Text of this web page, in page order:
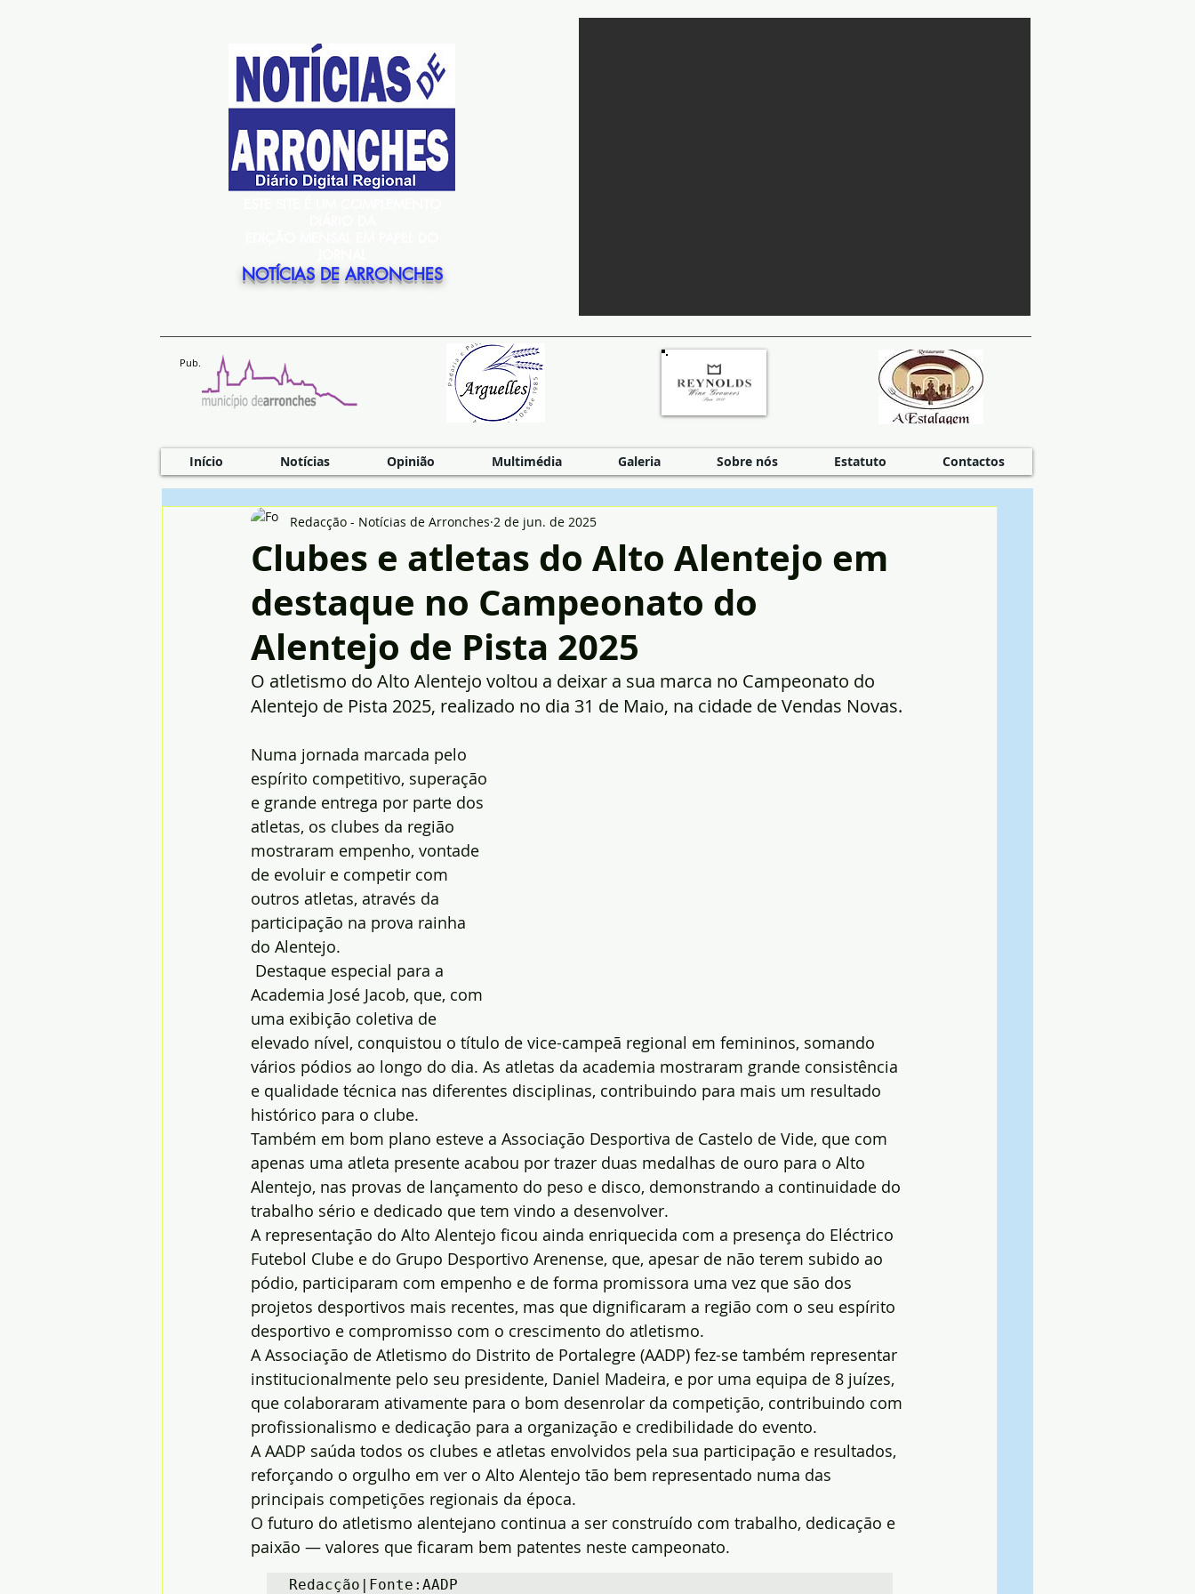
NOTÍCIAS DE ARRONCHES
Pub.
Início Notícias Opinião Multimédia Galeria Sobre nós Estatuto Contactos
Clubes e atletas do Alto Alentejo em
destaque no Campeonato do
Alentejo de Pista 2025
Redacção - Notícias de Arronches 2 de jun. de 2025
O atletismo do Alto Alentejo voltou a deixar a sua marca no Campeonato do
Alentejo de Pista 2025, realizado no dia 31 de Maio, na cidade de Vendas Novas.
Numa jornada marcada pelo
espírito competitivo, superação
e grande entrega por parte dos
atletas, os clubes da região
mostraram empenho, vontade
de evoluir e competir com
outros atletas, através da
participação na prova rainha
do Alentejo.
Destaque especial para a
Academia José Jacob, que, com
uma exibição coletiva de
elevado nível, conquistou o título de vice-campeã regional em femininos, somando
vários pódios ao longo do dia. As atletas da academia mostraram grande consistência
e qualidade técnica nas diferentes disciplinas, contribuindo para mais um resultado
histórico para o clube.
Também em bom plano esteve a Associação Desportiva de Castelo de Vide, que com
apenas uma atleta presente acabou por trazer duas medalhas de ouro para o Alto
Alentejo, nas provas de lançamento do peso e disco, demonstrando a continuidade do
trabalho sério e dedicado que tem vindo a desenvolver.
A representação do Alto Alentejo ficou ainda enriquecida com a presença do Eléctrico
Futebol Clube e do Grupo Desportivo Arenense, que, apesar de não terem subido ao
pódio, participaram com empenho e de forma promissora uma vez que são dos
projetos desportivos mais recentes, mas que dignificaram a região com o seu espírito
desportivo e compromisso com o crescimento do atletismo.
A Associação de Atletismo do Distrito de Portalegre (AADP) fez-se também representar
institucionalmente pelo seu presidente, Daniel Madeira, e por uma equipa de 8 juízes,
que colaboraram ativamente para o bom desenrolar da competição, contribuindo com
profissionalismo e dedicação para a organização e credibilidade do evento.
A AADP saúda todos os clubes e atletas envolvidos pela sua participação e resultados,
reforçando o orgulho em ver o Alto Alentejo tão bem representado numa das
principais competições regionais da época.
O futuro do atletismo alentejano continua a ser construído com trabalho, dedicação e
paixão — valores que ficaram bem patentes neste campeonato.
Redacção|Fonte:AADP